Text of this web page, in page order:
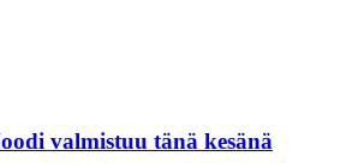
valmistuu tänä kesänä